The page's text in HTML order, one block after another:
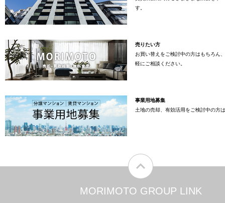
す。
売りたい方
お買い替えをご検討中の方はもちろん
軽にご相談ください。
事業用地募集
土地の売却、有効活用をご検討中の方
MORIMOTO GROUP LINK